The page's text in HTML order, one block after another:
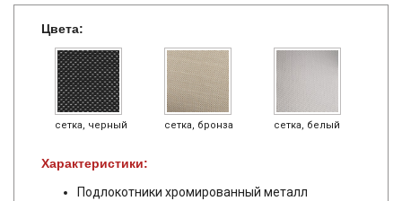
Цвета:
сетка, черный сетка, бронза сетка, белый
Характеристики:
Подлокотники хромированный металл